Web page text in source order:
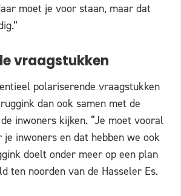
moet je voor staan, maar dat
vraagstukken
polariserende vraagstukken
dan ook samen met de
inwoners kijken. “Je moet vooral
inwoners en dat hebben we ook
doelt onder meer op een plan
ten noorden van de Hasseler Es.